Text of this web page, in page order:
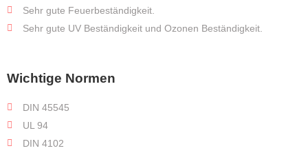
Sehr gute Feuerbeständigkeit.
Sehr gute UV Beständigkeit und Ozonen Beständigkeit.
Wichtige Normen
DIN 45545
UL 94
DIN 4102